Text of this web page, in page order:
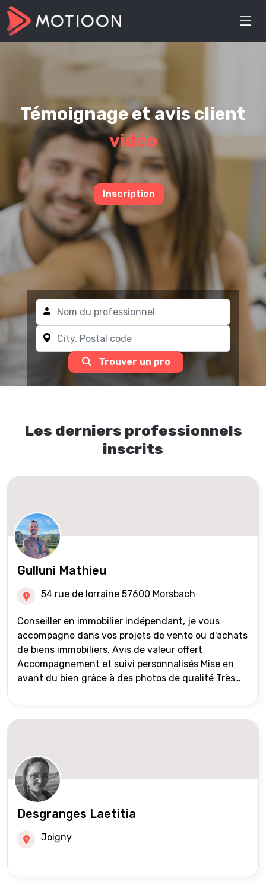
Témoignage et avis client
vidéo
Inscription
Trouver un pro
Les derniers professionnels
inscrits
Gulluni Mathieu
54 rue de lorraine 57600 Morsbach
Conseiller en immobilier indépendant, je vous
accompagne dans vos projets de vente ou d'achats
de biens immobiliers. Avis de valeur offert
Accompagnement et suivi personnalisés Mise en
avant du bien grâce à des photos de qualité Très
international) Validation du financement des
acquéreurs auprès de partenaires financiers
réseau Iad France et Iad Deutschland Inter agence
Desgranges Laetitia
Joigny